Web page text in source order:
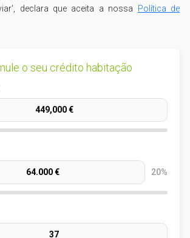
declara que aceita a nossa Política de
o seu crédito habitação
20%